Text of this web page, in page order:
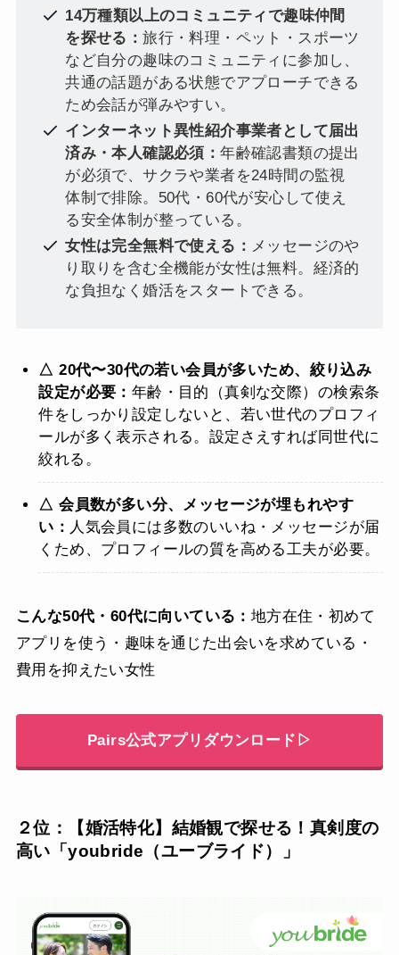
14万種類以上のコミュニティで趣味仲間
を探せる：旅行・料理・ペット・スポーツ
など自分の趣味のコミュニティに参加し、
共通の話題がある状態でアプローチできる
ため会話が弾みやすい。
インターネット異性紹介事業者として届出
済み・本人確認必須：年齢確認書類の提出
が必須で、サクラや業者を24時間の監視
体制で排除。50代・60代が安心して使え
る安全体制が整っている。
女性は完全無料で使える： メッセージのや
り取りを含む全機能が女性は無料。経済的
な負担なく婚活をスタートできる。
△ 20代〜30代の若い会員が多いため、絞り込み
設定が必要： 年齢・目的（真剣な交際）の検索条
件をしっかり設定しないと、若い世代のプロフィ
ールが多く表示される。設定さえすれば同世代に
絞れる。
△ 会員数が多い分、メッセージが埋もれやす
い： 人気会員には多数のいいね・メッセージが届
くため、プロフィールの質を高める工夫が必要。
こんな50代・60代に向いている： 地方在住・初めて
アプリを使う・趣味を通じた出会いを求めている・
費用を抑えたい女性
Pairs公式アプリダウンロード▷
２位：【婚活特化】結婚観で探せる！真剣度の
高い「youbride（ユーブライド）」